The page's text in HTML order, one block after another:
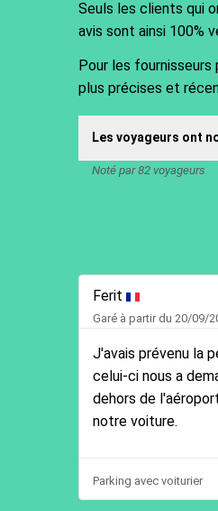
Seuls les clients qui
avis sont ainsi 100%
Pour les
plus précises et
Les voyageurs ont
Noté par 82 voyageurs
Ferit
Garé à partir du 20/09/
J'avais prévenu la
celui-ci nous a
dehors de
notre voiture.
Parking avec voiturier